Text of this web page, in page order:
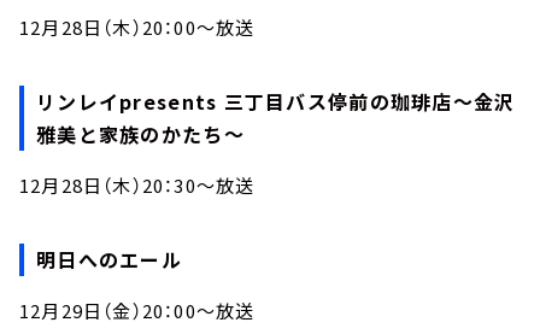
12月28日（木）20：00～放送
リンレイpresents 三丁目バス停前の珈琲店～金沢
雅美と家族のかたち～
12月28日（木）20：30～放送
明日へのエール
12月29日（金）20：00～放送